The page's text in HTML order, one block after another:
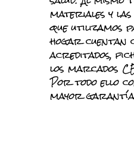
materiales y
que utilizamos
hogar cuentan
acreditados,
los marcados
Por todo ello
mayor garantía